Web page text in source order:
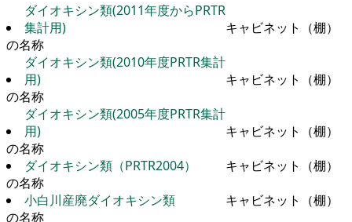
ダイオキシン類(2011年度からPRTR
集計用)
キャビネット（棚）
の名称
ダイオキシン類(2010年度PRTR集計
用)
キャビネット（棚）
の名称
ダイオキシン類(2005年度PRTR集計
用)
キャビネット（棚）
の名称
ダイオキシン類（PRTR2004）
キャビネット（棚）
の名称
小白川産廃ダイオキシン類
キャビネット（棚）
の名称